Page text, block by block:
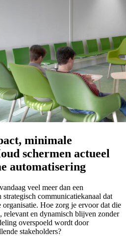
minimale
schermen actueel
automatisering
veel meer dan een
communicatiekanaal dat
organisatie. Hoe zorg je ervoor dat die
relevant en dynamisch blijven zonder
overspoeld wordt door
stakeholders?